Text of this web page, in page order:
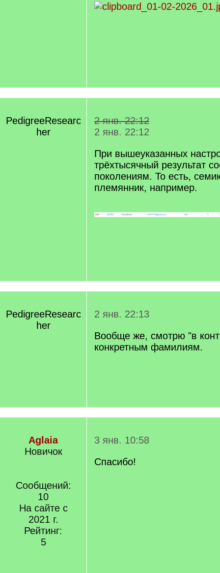
PedigreeResearc
her
2 янв. 22:12
2 янв. 22:12
При вышеуказанных
трёхтысячный результат
поколениям. То есть,
племянник, например.
PedigreeResearc
her
2 янв. 22:13
Вообще же, смотрю "в
конкретным фамилиям.
Aglaia
Новичок
Сообщений:
10
На сайте с
2021 г.
Рейтинг:
5
3 янв. 10:58
Спасибо!